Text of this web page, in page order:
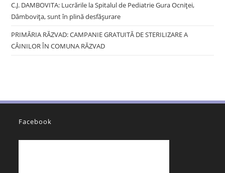
C.J. DAMBOVITA: Lucrările la Spitalul de Pediatrie Gura Ocniței,
Dâmbovița, sunt în plină desfășurare
PRIMĂRIA RĂZVAD: CAMPANIE GRATUITĂ DE STERILIZARE A
CÂINILOR ÎN COMUNA RĂZVAD
Facebook